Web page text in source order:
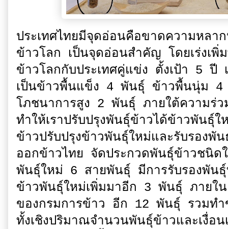
ประเทศไทยมีจุดอ่อนคือขาดความหล
ข้าวโลก เป็นจุดอ่อนสำคัญ โดยเร่งเ
ข้าวโลกกับประเทศคู่แข่ง ตั้งเป้า 5
เป็นข้าวพื้นแข็ง 4 พันธุ์ ข้าวพื้นนุ่ม
โภชนาการสูง 2 พันธุ์ ภายใต้ความร่
ทำให้เราปรับปรุงพันธุ์ข้าวได้ข้าวพันธุ์
ข้าวปรับปรุงข้าวพันธุ์ใหม่และรับรอง
ออกข้าวไทย จัดประกวดพันธุ์ข้าวช
พันธุ์ใหม่ 6 สายพันธุ์ มีการรับรองพัน
ข้าวพันธุ์ใหม่เพิ่มมาอีก 3 พันธุ์ ภาย
ของกรมการข้าว อีก 12 พันธุ์ รวมท
ทั้งเชิงปริมาณจำนวนพันธุ์ข้าวและเงื่อ